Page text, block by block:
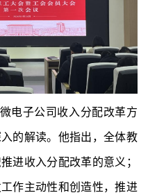
电子公司收入分配改革方
的解读。他指出，全体教
进收入分配改革的意义；
作主动性和创造性，推进